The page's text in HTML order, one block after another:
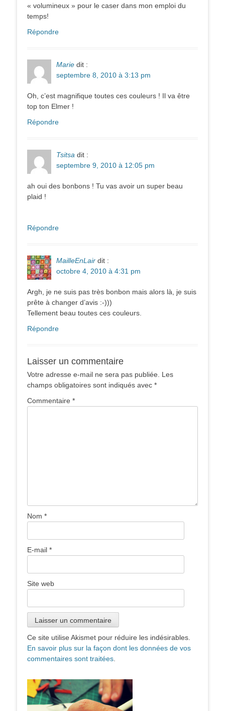
« volumineux » pour le caser dans mon emploi du
temps!
Répondre
Marie dit :
septembre 8, 2010 à 3:13 pm
Oh, c’est magnifique toutes ces couleurs ! Il va être
top ton Elmer !
Répondre
Tsitsa dit :
septembre 9, 2010 à 12:05 pm
ah oui des bonbons ! Tu vas avoir un super beau
plaid !
Répondre
MailleEnLair dit :
octobre 4, 2010 à 4:31 pm
Argh, je ne suis pas très bonbon mais alors là, je suis
prête à changer d’avis :-)))
Tellement beau toutes ces couleurs.
Répondre
Laisser un commentaire
Votre adresse e-mail ne sera pas publiée.
Les
champs obligatoires sont indiqués avec *
Commentaire *
Nom *
E-mail *
Site web
Ce site utilise Akismet pour réduire les indésirables.
En savoir plus sur la façon dont les données de vos
commentaires sont traitées